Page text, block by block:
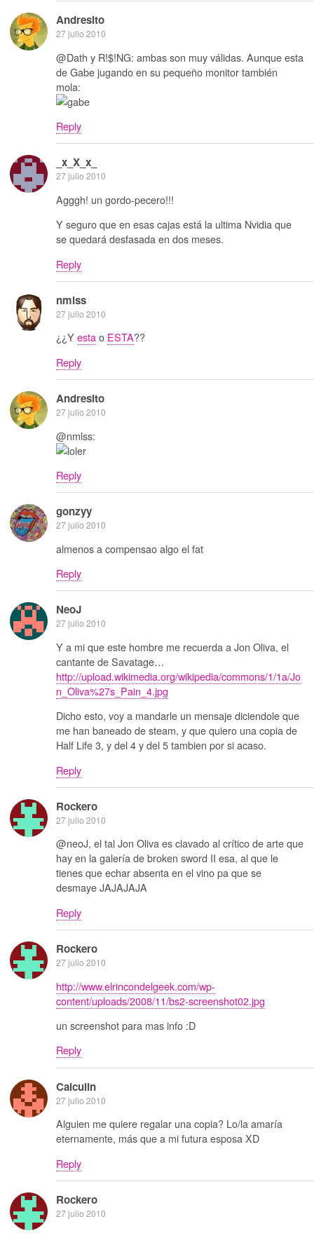
Andresito
27 julio 2010
@Dath y R!$!NG: ambas son muy válidas. Aunque esta
de Gabe jugando en su pequeño monitor también
mola:
Reply
_x_X_x_
27 julio 2010
Agggh! un gordo-pecero!!!
Y seguro que en esas cajas está la ultima Nvidia que
se quedará desfasada en dos meses.
Reply
nmlss
27 julio 2010
¿¿Yestao ESTA??
Reply
Andresito
27 julio 2010
@nmlss:
Reply
gonzyy
27 julio 2010
almenos a compensao algo el fat
Reply
NeoJ
27 julio 2010
Y a mi que este hombre me recuerda a Jon Oliva, el
cantante de Savatage…
http://upload.wikimedia.org/wikipedia/commons/1/1a/Jo
n_Oliva%27s_Pain_4.jpg
Dicho esto, voy a mandarle un mensaje diciendole que
me han baneado de steam, y que quiero una copia de
Half Life 3, y del 4 y del 5 tambien por si acaso.
Reply
Rockero
27 julio 2010
@neoJ, el tal Jon Oliva es clavado al crítico de arte que
hay en la galería de broken sword II esa, al que le
tienes que echar absenta en el vino pa que se
desmaye JAJAJAJA
Reply
Rockero
27 julio 2010
http://www.elrincondelgeek.com/wp-
content/uploads/2008/11/bs2-screenshot02.jpg
un screenshot para mas info :D
Reply
Calculin
27 julio 2010
Alguien me quiere regalar una copia? Lo/la amaría
eternamente, más que a mi futura esposa XD
Reply
Rockero
27 julio 2010